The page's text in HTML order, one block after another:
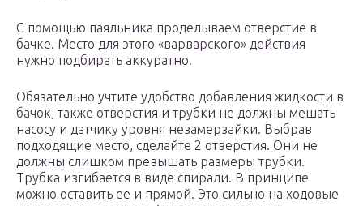
С помощью паяльника проделываем отверстие в
бачке. Место для этого «варварского» действия
нужно подбирать аккуратно.
Обязательно учтите удобство добавления жидкости в
бачок, также отверстия и трубки не должны мешать
насосу и датчику уровня незамерзайки. Выбрав
подходящие место, сделайте 2 отверстия. Они не
должны слишком превышать размеры трубки.
Трубка изгибается в виде спирали. В принципе
можно оставить ее и прямой. Это сильно на ходовые